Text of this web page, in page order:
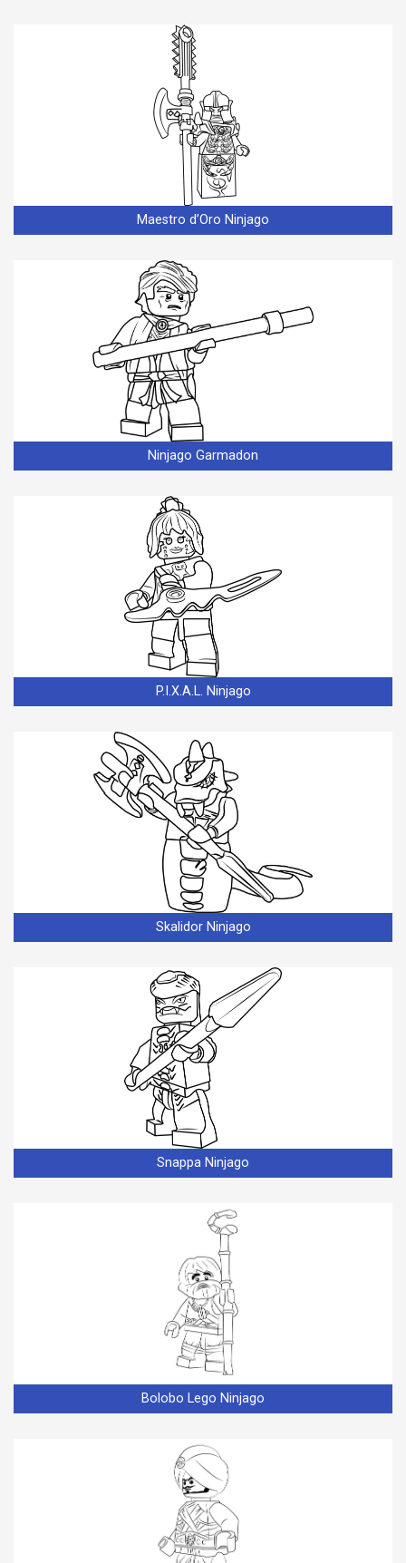
Maestro d’Oro Ninjago
Ninjago Garmadon
P.I.X.A.L. Ninjago
Skalidor Ninjago
Snappa Ninjago
Bolobo Lego Ninjago